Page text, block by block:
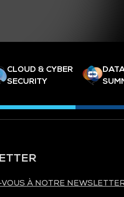
CLOUD & CYBER
SECURITY
À NOTRE